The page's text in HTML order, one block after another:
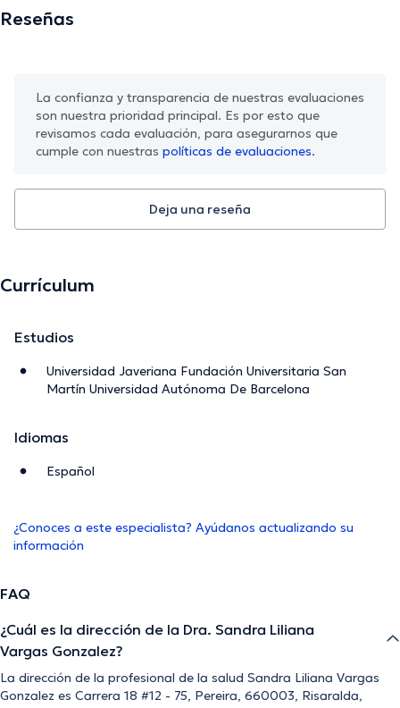
Reseñas
La confianza y transparencia de nuestras evaluaciones
son nuestra prioridad principal. Es por esto que
revisamos cada evaluación, para asegurarnos que
cumple con nuestras políticas de evaluaciones.
Deja una reseña
Currículum
Estudios
Universidad Javeriana Fundación Universitaria San
Martín Universidad Autónoma De Barcelona
Idiomas
Español
¿Conoces a este especialista? Ayúdanos actualizando su
información
FAQ
¿Cuál es la dirección de la Dra. Sandra Liliana
Vargas Gonzalez?
La dirección de la profesional de la salud Sandra Liliana Vargas
Gonzalez es Carrera 18 #12 - 75, Pereira, 660003, Risaralda,